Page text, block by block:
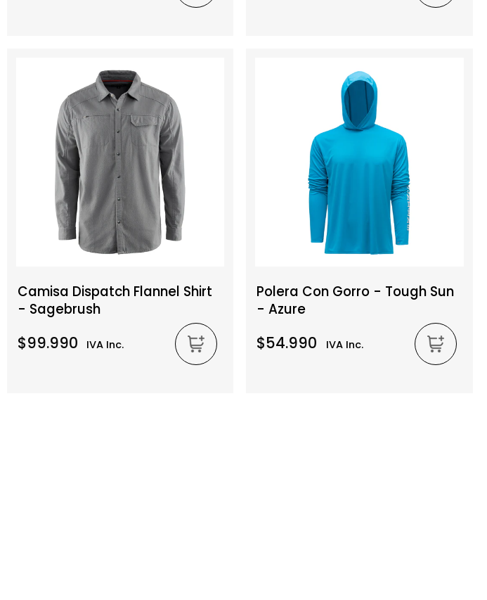
Camisa Dispatch Flannel Shirt
- Sagebrush
$99.990 IVA Inc.
Polera Con Gorro - Tough Sun
- Azure
$54.990 IVA Inc.